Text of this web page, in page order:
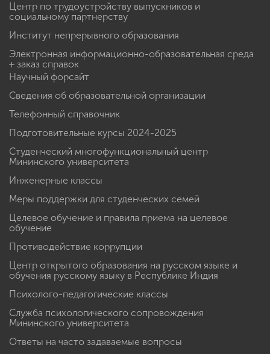
Центр по трудоустройству выпускников и
социальному партнерству
Институт непрерывного образования
Электронная информационно-образовательная среда
+ заказ справок
Научный форсайт
Сведения об образовательной организации
Телефонный справочник
Подготовительные курсы 2024-2025
Студенческий многофункциональный центр
Мининского университета
Инженерные классы
Меры поддержки для студенческих семей
Целевое обучение и правила приема на целевое
обучение
Противодействие коррупции
Центр открытого образования на русском языке и
обучения русскому языку в Республике Индия
Психолого-педагогические классы
Служба психологического сопровождения
Мининского университета
Ответы на часто задаваемые вопросы